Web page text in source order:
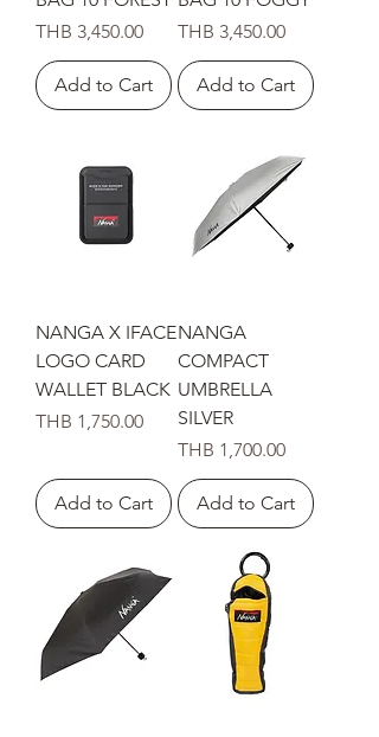
Price
THB 3,450.00
Add to Cart
Price
THB 3,450.00
Add to Cart
NANGA X IFACE
LOGO CARD
WALLET BLACK
Price
THB 1,750.00
Add to Cart
NANGA
COMPACT
UMBRELLA
SILVER
Price
THB 1,700.00
Add to Cart